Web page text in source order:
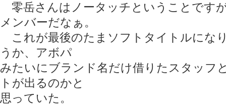
零岳さんはノータッチということです
メンバーだなぁ。
これが最後のたまソフトタイトルにな
うか、アボパ
みたいにブランド名だけ借りたスタッフ
トが出るのかと
思っていた。